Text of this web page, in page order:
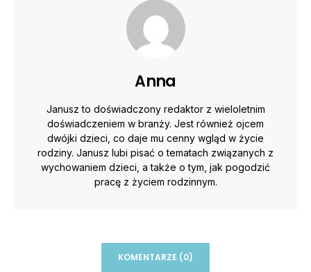
Anna
Janusz to doświadczony redaktor z wieloletnim
doświadczeniem w branży. Jest również ojcem
dwójki dzieci, co daje mu cenny wgląd w życie
rodziny. Janusz lubi pisać o tematach związanych z
wychowaniem dzieci, a także o tym, jak pogodzić
pracę z życiem rodzinnym.
KOMENTARZE (0)